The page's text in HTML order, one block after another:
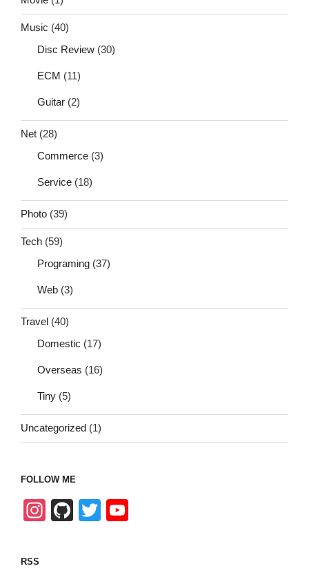
Music (40)
Disc Review (30)
ECM (11)
Guitar (2)
Net (28)
Commerce (3)
Service (18)
Photo (39)
Tech (59)
Programing (37)
Web (3)
Travel (40)
Domestic (17)
Overseas (16)
Tiny (5)
Uncategorized (1)
FOLLOW ME
In
Gi T
RSS